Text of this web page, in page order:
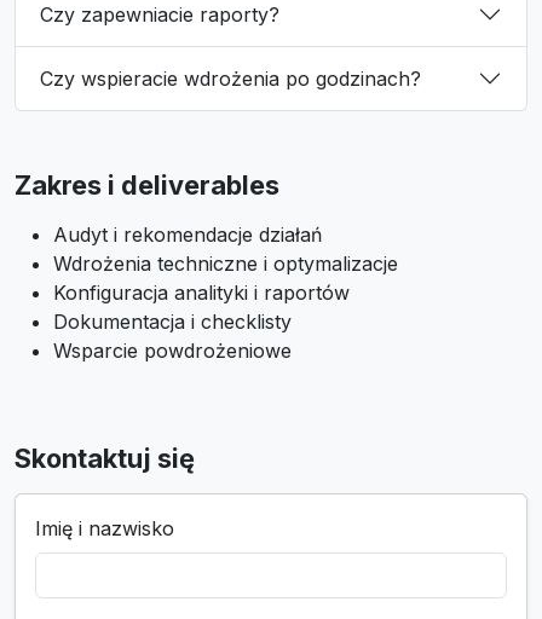
Czy zapewniacie raporty?
Czy wspieracie wdrożenia po godzinach?
Zakres i deliverables
Audyt i rekomendacje działań
Wdrożenia techniczne i optymalizacje
Konfiguracja analityki i raportów
Dokumentacja i checklisty
Wsparcie powdrożeniowe
Skontaktuj się
Imię i nazwisko